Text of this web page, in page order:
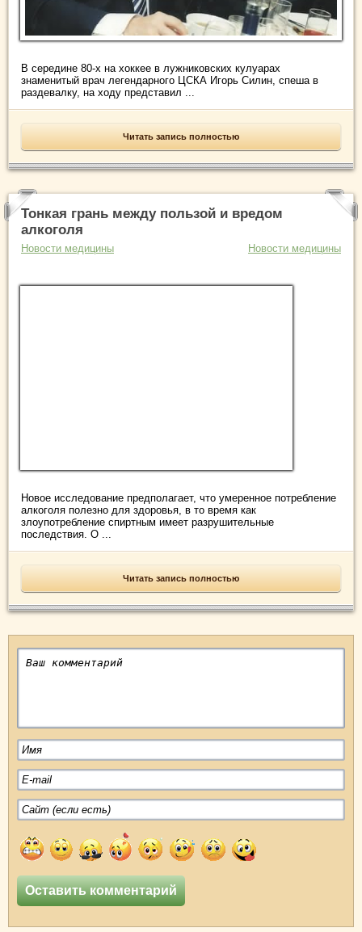
В середине 80-х на хоккее в лужниковских кулуарах
знаменитый врач легендарного ЦСКА Игорь Силин, спеша в
раздевалку, на ходу представил ...
Читать запись полностью
Тонкая грань между пользой и вредом
алкоголя
Новости медицины Новости медицины
Новое исследование предполагает, что умеренное потребление
алкоголя полезно для здоровья, в то время как
злоупотребление спиртным имеет разрушительные
последствия. О ...
Читать запись полностью